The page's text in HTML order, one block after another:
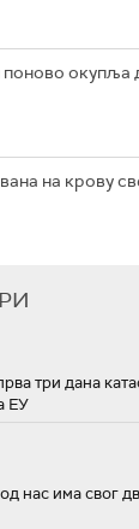
окупља
на крову
три дана
ЕУ
нас има свог